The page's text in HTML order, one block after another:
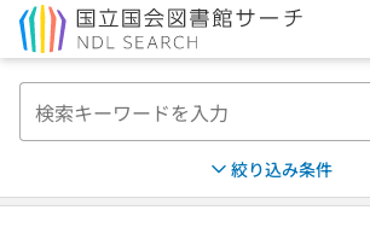
絞り込み条件